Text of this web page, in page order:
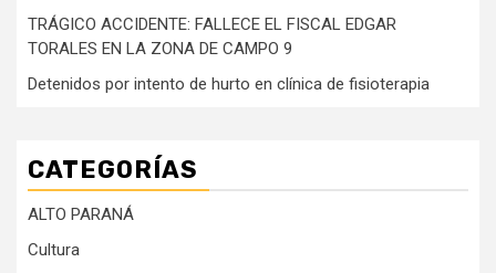
TRÁGICO ACCIDENTE: FALLECE EL FISCAL EDGAR
TORALES EN LA ZONA DE CAMPO 9
Detenidos por intento de hurto en clínica de fisioterapia
CATEGORÍAS
ALTO PARANÁ
Cultura